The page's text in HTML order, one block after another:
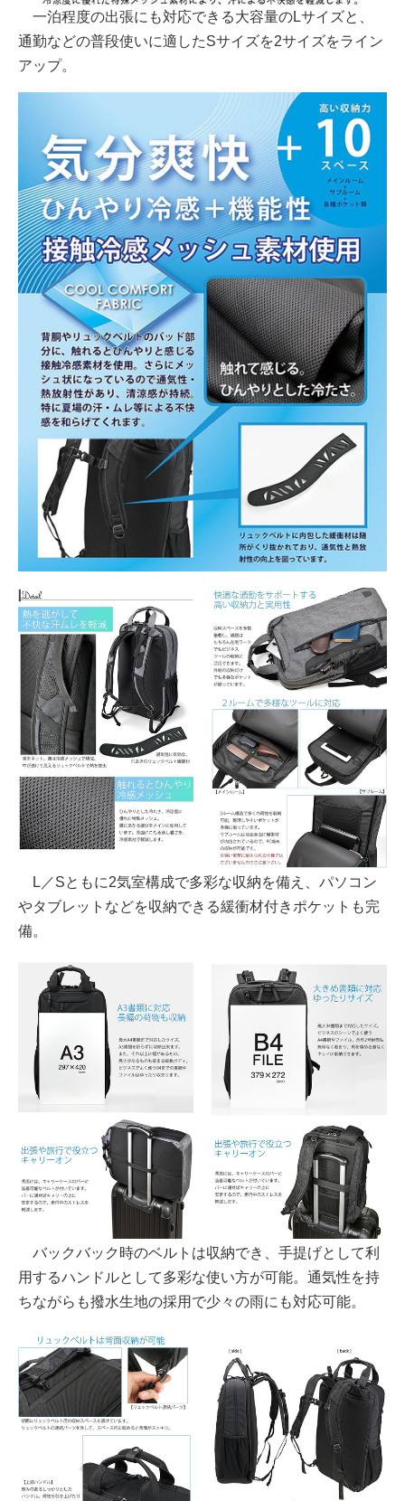
一泊程度の出張にも対応できる大容量のLサイズと、
通勤などの普段使いに適したSサイズを2サイズをライン
アップ。
L／Sともに2気室構成で多彩な収納を備え、パソコン
やタブレットなどを収納できる緩衝材付きポケットも完
備。
バックバック時のベルトは収納でき、手提げとして利
用するハンドルとして多彩な使い方が可能。通気性を持
ちながらも撥水生地の採用で少々の雨にも対応可能。